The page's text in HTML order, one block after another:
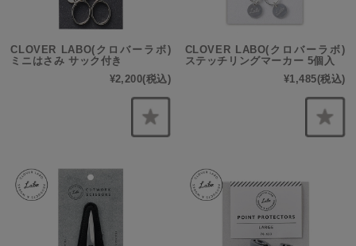
CLOVER LABO(クロバーラボ)
ミニはさみ サック付き
¥2,200(税込)
CLOVER LABO(クロバーラボ)
ステッチリングマーカー 5個入
¥1,485(税込)